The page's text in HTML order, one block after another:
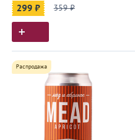
299 ₽ 359 ₽
Распродажа